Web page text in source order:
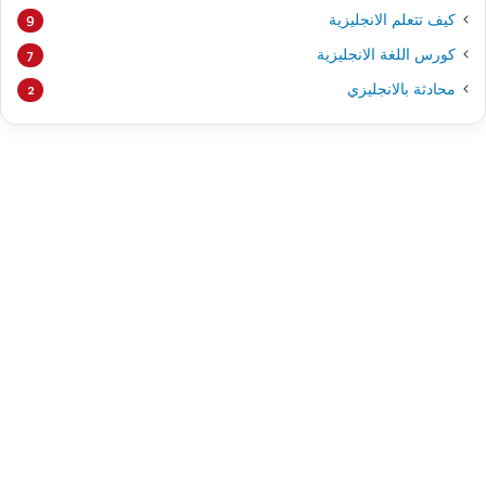
كيف تتعلم الانجليزية 9
كورس اللغة الانجليزية 7
محادثة بالانجليزي 2